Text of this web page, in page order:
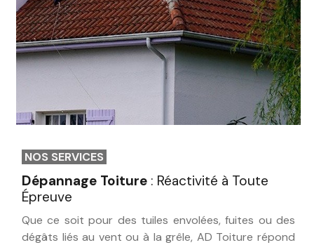
NOS SERVICES
Dépannage Toiture : Réactivité à Toute
Épreuve
Que ce soit pour des tuiles envolées, fuites ou des
dégâts liés au vent ou à la grêle, AD Toiture répond